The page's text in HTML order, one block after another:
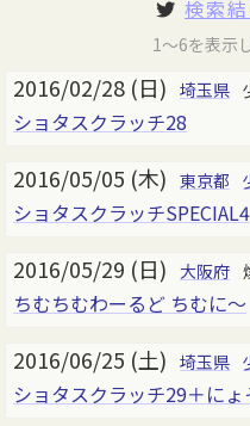
検索
1～6を表示
2016/02/28 (日) 埼玉県
ショタスクラッチ28
2016/05/05 (木) 東京都
ショタスクラッチSPECIAL4
2016/05/29 (日) 大阪府
ちむちむわーるど ちむに～
2016/06/25 (土) 埼玉県
ショタスクラッチ29＋に